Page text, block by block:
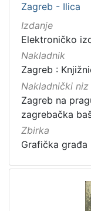
Zagreb - Ilica
Izdanje
Elektroničko
Nakladnik
Zagreb :
Nakladnički niz
Zagreb na
zagrebačka
Zbirka
Grafička građa